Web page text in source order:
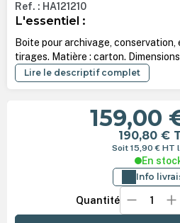
Ref. : HA121210
L'essentiel :
Boite pour archivage, conservation,
tirages. Matière : carton.
Lire le descriptif complet
159,00
190,80 €
Soit 15,90 € HT
En
Info
Quantité